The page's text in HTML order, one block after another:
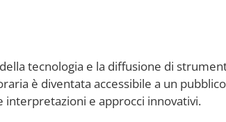
della tecnologia e la diffusione di
è diventata accessibile a un
interpretazioni e approcci innovativi.